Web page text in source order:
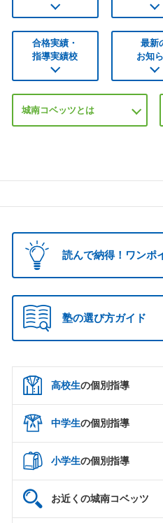
合格実績・
指導実績校
最新
お知
城南コベッツとは
読んで納得！ワンポ
塾の選び方ガイド
高校生の個別指導
中学生の個別指導
小学生の個別指導
お近くの城南コベッツ